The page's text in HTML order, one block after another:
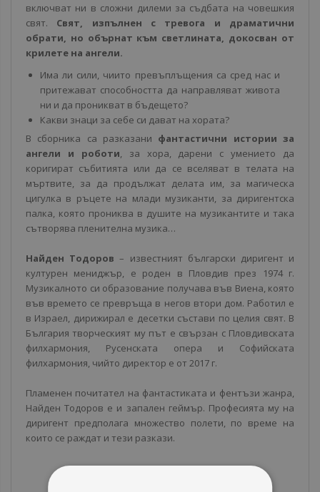
включват ни в сложни дилеми за съдбата на човешкия
свят. Свят, изпълнен с тревога и драматични
обрати, но обърнат към светлината, докосван от
крилете на ангели.
Има ли сили, чиито превъплъщения са сред нас и
притежават способността да направляват живота
ни и да проникват в бъдещето?
Какви знаци за себе си дават на хората?
В сборника са разказани фантастични истории за
ангели и роботи, за хора, дарени с умението да
коригират събитията или да се вселяват в телата на
мъртвите, за да продължат делата им, за магическа
цигулка в ръцете на млади музиканти, за диригентска
палка, която прониква в душите на музикантите и така
сътворява пленителна музика…
Найден Тодоров – известният български диригент и
културен мениджър, е роден в Пловдив през 1974 г.
Музикалното си образование получава във Виена, която
във времето се превръща в негов втори дом. Работил е
в Израел, дирижирал е десетки състави по целия свят. В
България творческият му път е свързан с Пловдивската
филхармония, Русенската опера и Софийската
филхармония, чийто директор е от 2017 г.
Пламенен почитател на фантастиката и фентъзи жанра,
Найден Тодоров е и запален геймър. Професията му на
диригент предполага множество полети, по време на
които се раждат и тези разкази.